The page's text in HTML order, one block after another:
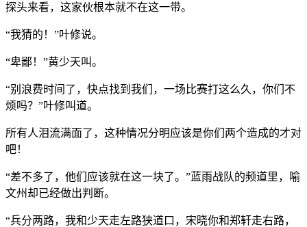
探头来看，这家伙根本就不在这一带。
“我猜的！”叶修说。
“卑鄙！”黄少天叫。
“别浪费时间了，快点找到我们，一场比赛打这么久，你们不
烦吗？”叶修叫道。
所有人泪流满面了，这种情况分明应该是你们两个造成的才对
吧！
“差不多了，他们应该就在这一块了。”蓝雨战队的频道里，喻
文州却已经做出判断。
“兵分两路，我和少天走左路狭道口，宋晓你和郑轩走右路，